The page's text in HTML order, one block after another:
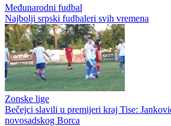
Međunarodni fudbal
Najbolji srpski fudbaleri svih vremena
Zonske lige
Bečejci slavili u premijeri kraj Tise:
novosadskog Borca